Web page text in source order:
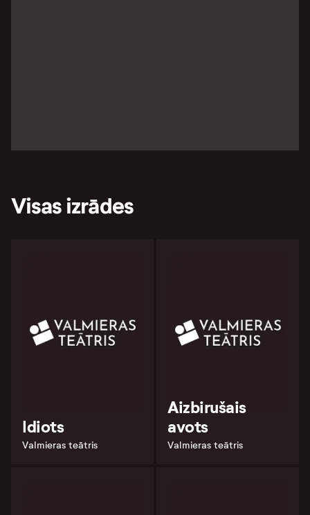
Visas izrādes
Idiots
Valmieras teātris
Aizbirušais
avots
Valmieras teātris